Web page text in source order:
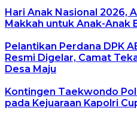
Hari Anak Nasional 2026,
Makkah untuk Anak-Anak
Pelantikan Perdana DPK
Resmi Digelar, Camat
Desa Maju
Kontingen Taekwondo
pada Kejuaraan Kapolri